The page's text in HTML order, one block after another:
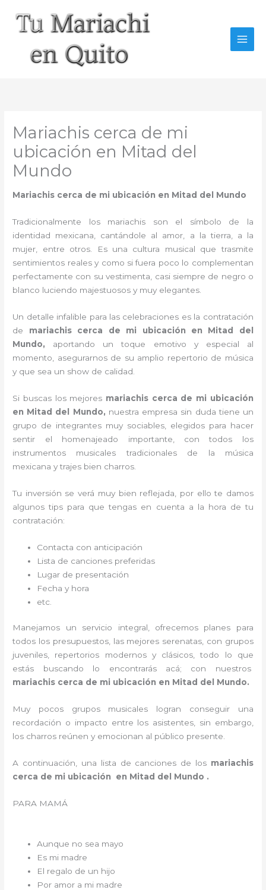
contenido
Mariachis cerca de mi
ubicación en Mitad del
Mundo
Mariachis cerca de mi ubicación en Mitad del Mundo
Tradicionalmente los mariachis son el símbolo de la
identidad mexicana, cantándole al amor, a la tierra, a la
mujer, entre otros. Es una cultura musical que trasmite
sentimientos reales y como si fuera poco lo complementan
perfectamente con su vestimenta, casi siempre de negro o
blanco luciendo majestuosos y muy elegantes.
Un detalle infalible para las celebraciones es la contratación
de mariachis cerca de mi ubicación en Mitad del
Mundo, aportando un toque emotivo y especial al
momento, asegurarnos de su amplio repertorio de música
y que sea un show de calidad.
Si buscas los mejores mariachis cerca de mi ubicación
en Mitad del Mundo, nuestra empresa sin duda tiene un
grupo de integrantes muy sociables, elegidos para hacer
sentir el homenajeado importante, con todos los
instrumentos musicales tradicionales de la música
mexicana y trajes bien charros.
Tu inversión se verá muy bien reflejada, por ello te damos
algunos tips para que tengas en cuenta a la hora de tu
contratación:
Contacta con anticipación
Lista de canciones preferidas
Lugar de presentación
Fecha y hora
etc.
Manejamos un servicio integral, ofrecemos planes para
todos los presupuestos, las mejores serenatas, con grupos
juveniles, repertorios modernos y clásicos, todo lo que
estás buscando lo encontrarás acá; con nuestros
mariachis cerca de mi ubicación en Mitad del Mundo.
Muy pocos grupos musicales logran conseguir una
recordación o impacto entre los asistentes, sin embargo,
los charros reúnen y emocionan al público presente.
A continuación, una lista de canciones de los mariachis
cerca de mi ubicación en Mitad del Mundo .
PARA MAMÁ
Aunque no sea mayo
Es mi madre
El regalo de un hijo
Por amor a mi madre